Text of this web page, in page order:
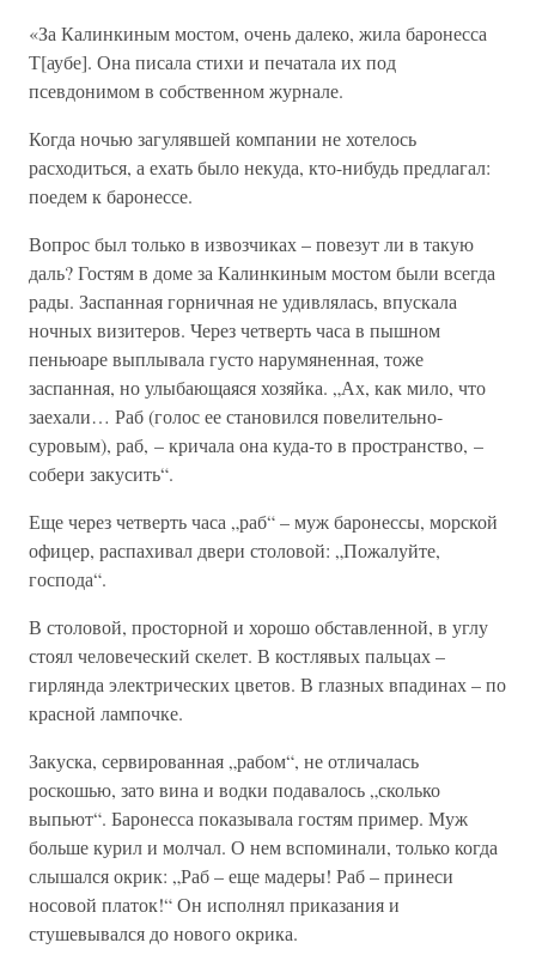
«За Калинкиным мостом, очень далеко, жила баронесса
Т[аубе]. Она писала стихи и печатала их под
псевдонимом в собственном журнале.
Когда ночью загулявшей компании не хотелось
расходиться, а ехать было некуда, кто-нибудь предлагал:
поедем к баронессе.
Вопрос был только в извозчиках – повезут ли в такую
даль? Гостям в доме за Калинкиным мостом были всегда
рады. Заспанная горничная не удивлялась, впускала
ночных визитеров. Через четверть часа в пышном
пеньюаре выплывала густо нарумяненная, тоже
заспанная, но улыбающаяся хозяйка. „Ах, как мило, что
заехали… Раб (голос ее становился повелительно-
суровым), раб, – кричала она куда-то в пространство, –
собери закусить“.
Еще через четверть часа „раб“ – муж баронессы, морской
офицер, распахивал двери столовой: „Пожалуйте,
господа“.
В столовой, просторной и хорошо обставленной, в углу
стоял человеческий скелет. В костлявых пальцах –
гирлянда электрических цветов. В глазных впадинах – по
красной лампочке.
Закуска, сервированная „рабом“, не отличалась
роскошью, зато вина и водки подавалось „сколько
выпьют“. Баронесса показывала гостям пример. Муж
больше курил и молчал. О нем вспоминали, только когда
слышался окрик: „Раб – еще мадеры! Раб – принеси
носовой платок!“ Он исполнял приказания и
стушевывался до нового окрика.